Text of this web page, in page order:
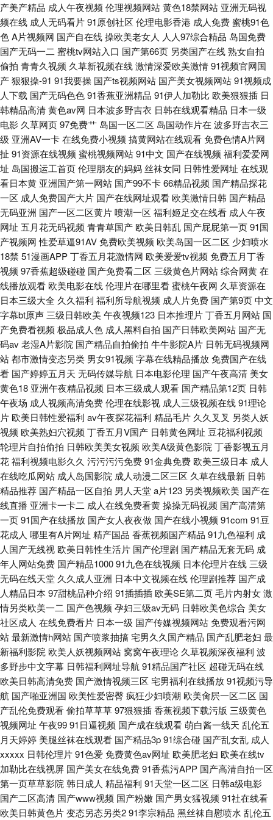
专区系列 91露脸熟女四川熟女 人人人撸 91九色系列 97资源亚洲综合 91视
频网址入口 日韩理论 先锋av资源网在线 久久999 91精品妇丝袜 国产日韩成
人在线 国产玖玖精品 三级黄色官网 五月天深爱成人网 91肏在线免费观看 91
午夜视频 东方aⅴ影库 福利影院 久久视频人妻精品国 91小网站 在线中文字幕
网站日韩 久久婷婷美女一区 91超碰在线大熏蕉 91香蕉入口 欧美在线看 91n
网站免费观看 91偷拍视频网站 91久久国产精品 91国产香蕉 韩国三极毛片
久久精品国产一三 欧美性交免费网站 蜜桃视频免费观看 香蕉伊人91 日韩欧
美成人网站在线 韩国av无码片 日韩影院
产美产精品 成人午夜视频 伦理视频网站黄色18禁网站 亚洲无码视
频在线 成人无码看片91原创社区 伦理电影香港 成人免费蜜桃91色
色A片视频网 国产自在线操欧美老女人 人人97综合精品 岛国免费
国产无码一二 蜜桃tv网站入口 国产第66页 另类国产在线熟女自拍
偷拍 青青久视频 久草新视频在线激情深爱欧美激情91视频官网国
产狠狠操-91 91我要操 国产ts视频网站 国产美女视频网站91视频成
人下载 国产无码色色91香蕉亚洲精品 91伊人加勒比 欧美狠狠插 日
韩精品高清黄色av网 日本波多野吉衣 日韩在线观看精品 日本一级
电影 久草网页97免费艹 岛国一区二区 岛国动作片在 波多野吉衣三
级 亚洲AV一卡在线免费小视频 搞黄网站在线观看免费色情A片网
扯 91资源在线视频 蜜桃视频网站91中文 国产在线视频 福利爱爱网
址 岛国搬运工首页伦理朋友的妈妈丝袜女同 日韩性爱网址 在线观
看日本黄 亚洲国产第一网站 国产99不卡66精品视频 国产精品探花
一区 成人免费国产大片 国产在线网址观看 欧美激情日韩 国产精品
无码亚洲 国产一区二区黄片喷潮一区 福利姬足交在线看 成人午夜
网址 五月花无码视频 青青草国产 欧美日韩乱 国产屁屁第一页91国
产视频网 性爱草逼91AV免费欧美视频 欧美岛国一区二区 少妇喷水
18禁 51漫画APP丁香五月花激情网 欧美爱爱tv视频 免费五月丁香
视频 97香蕉超级碰碰 国产免费看二区 三级黄色片网站综合网黄在
线播放观看 欧美电影在线伦理片在哪里看蜜桃午夜网 久草资源在
日本三级大全 久久福利 福利所导航视频 成人片免费 国产第9页中文
字幕bt原声 三级日韩欧美午夜视频123 日本推理片丁香五月网站 国
产免费看视频 极品成人色 成人黑料自拍 国产日韩欧美网站 国产无
码av老湿A片影院 国产精品自拍偷拍 牛牛影院A片 日韩无码视频网
站都市激情变态另类 男女91视频 字幕在线精品播放免费国产在线
看 国产婷婷五月天 无码传媒导航 日本电影伦理 国产午夜高清 美女
黄色18 亚洲午夜精品视频 日本三级成人观看 国产精品第12页 日韩
午夜场 成人视频高清免费伦理在线影视 成人三级视频在线91理论
片 欧美日韩性爱福利 av午夜探花福利 精品毛片 久久叉叉 另类人妖
视频 欧美熟妇穴视频 丁香五月V国产 日韩黄色网址 豆花福利视频
轮理片自拍偷拍 日韩欧美美女视频 欧美A级黄色影院 丁香影视五月
花福利视频电影久久 污污污污免费91金典免费 欧美三级日本 成人
在线吃瓜网站 成人岛国影院 成人动漫二区三区 久草在线最新 日韩
精品推荐 国产精品一区自拍 男人天堂a片123 另类视频欧美 国产在
线直播 亚洲卡一卡二 成人在线免费看黄操操无码视频 国产高清第
一页91国产在线播放 国产女人夜夜做 国产在线小视频 91com 91豆
花成人 哪里有A片网址 精产国品 香蕉视频国产精品 91九色福利 成
人国产无线视 欧美日韩性生活片 国产伦理剧 国产精品无套无码 成
年人网站免费 国产精品100091九色在线视频 日本伦理片在线 三级
无码在线天堂 久久成人亚洲 日本中文视频在线伦理剧推荐 国产成
人精品日本 97甜桃品种介绍 91插插插 欧美SE第二页毛片内射女激
情另类欧美一二 国产色视频 孕妇三级av无码 日韩欧美色综合 美女
社区成人 在线免费看片 日本一级 国产传媒视频网站免费观看污网
站最新激情h网站 国产喷浆抽搐宅男久久国产精品 国产乱肥老妇 最
新福利影院 欧美人妖视频网站 窝窝午夜理论 久草视频深夜福利 波
多野步中文字幕 日韩福利网址导航 91精品国产社区 超碰无码在线
欧美日韩高清免费 国产激情视频三区 宅男福利在线播放91视频污导
航 国产啪亚洲国 欧美性爱密臀疯狂少妇喷潮 欧美肏屄一区二区 国
产乱伦免费观看偷拍草草草97狠狠插香蕉视频下载污版 三级黄色
视频网址 午夜9991日逼视频 国产成在线观看萌白酱一线天 乱伦五
月天婷婷 美腿丝袜在线观看 国产精品3p91综合碰 国产乱女乱 成人
xxxxx 日韩伦理片91色爱免费黄色av网址 欧美肥老妇 欧美在线tv
加勒比在线视屏 国产美女在线免费91香蕉污APP 国产高清自拍一区
第一页草草影院 韩日成人 精品福利 91天堂一区二区 日韩a级电影
国产二区高清 国产www视频 国产粉嫩 国产男女猛视频 91社在线看
欧美日韩黄色片变态另态另类291李宗精品 黑丝袜自慰喷水 乱伦五